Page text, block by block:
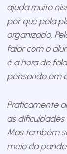
ajuda muito
por que pela
organizado.
falar com o
é a hora de
pensando em
Praticamente
as
Mas também
meio da